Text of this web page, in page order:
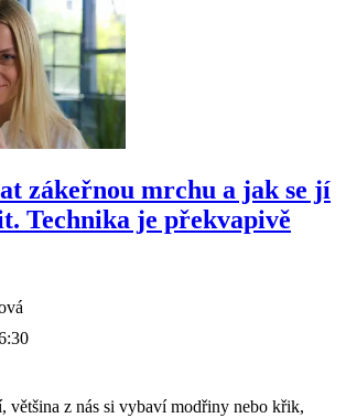
zákeřnou mrchu a jak se jí
Technika je překvapivě
většina z nás si vybaví modřiny nebo křik,